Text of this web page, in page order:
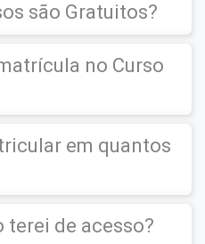
são Gratuitos?
caso deseje emitir o
cobrado uma taxa de
no Curso
um vídeo de como
um
em quantos
em quantos
terei de acesso?